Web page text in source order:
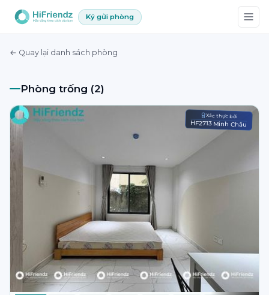
Ký gửi phòng
← Quay lại danh sách phòng
Phòng trống (2)
Xác thực bởi
HF2713 Minh Châu